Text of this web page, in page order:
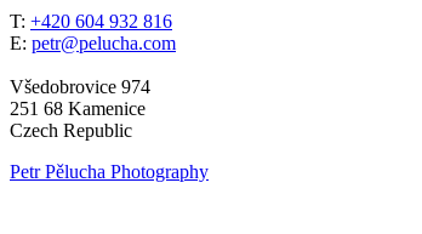
T: +420 604 932 816
E: petr@pelucha.com
Všedobrovice 974
251 68 Kamenice
Czech Republic
Petr Pělucha Photography